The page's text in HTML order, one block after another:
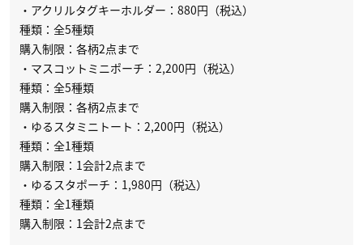
・アクリルタグキーホルダー：880円（税込）
種類：全5種類
購入制限：各柄2点まで
・マスコットミニポーチ：2,200円（税込）
種類：全5種類
購入制限：各柄2点まで
・ゆるスタミニトート：2,200円（税込）
種類：全1種類
購入制限：1会計2点まで
・ゆるスタポーチ：1,980円（税込）
種類：全1種類
購入制限：1会計2点まで